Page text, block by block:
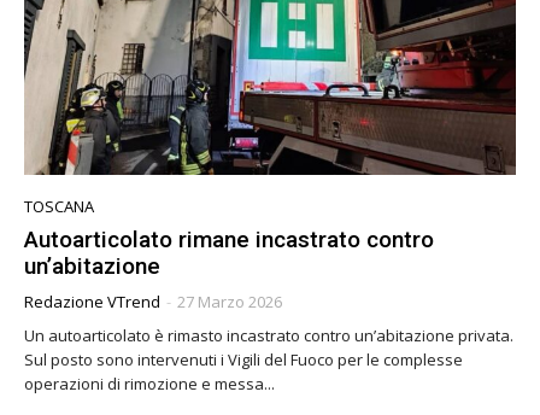
TOSCANA
Autoarticolato rimane incastrato contro
un’abitazione
Redazione VTrend - 27 Marzo 2026
Un autoarticolato è rimasto incastrato contro un’abitazione privata.
Sul posto sono intervenuti i Vigili del Fuoco per le complesse
operazioni di rimozione e messa...